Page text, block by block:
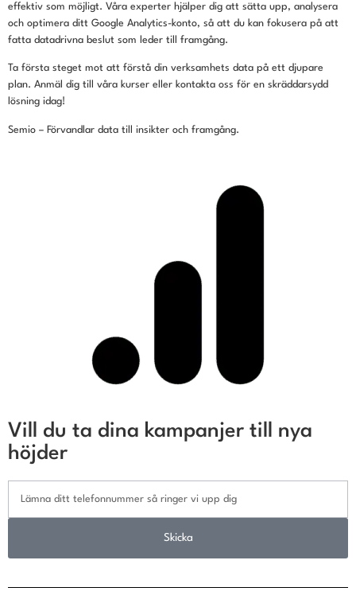
effektiv som möjligt. Våra experter hjälper dig att sätta upp, analysera
och optimera ditt Google Analytics-konto, så att du kan fokusera på att
fatta datadrivna beslut som leder till framgång.
Ta första steget mot att förstå din verksamhets data på ett djupare
plan. Anmäl dig till våra kurser eller kontakta oss för en skräddarsydd
lösning idag!
Semio – Förvandlar data till insikter och framgång.
Vill du ta dina kampanjer till nya
höjder
Skicka